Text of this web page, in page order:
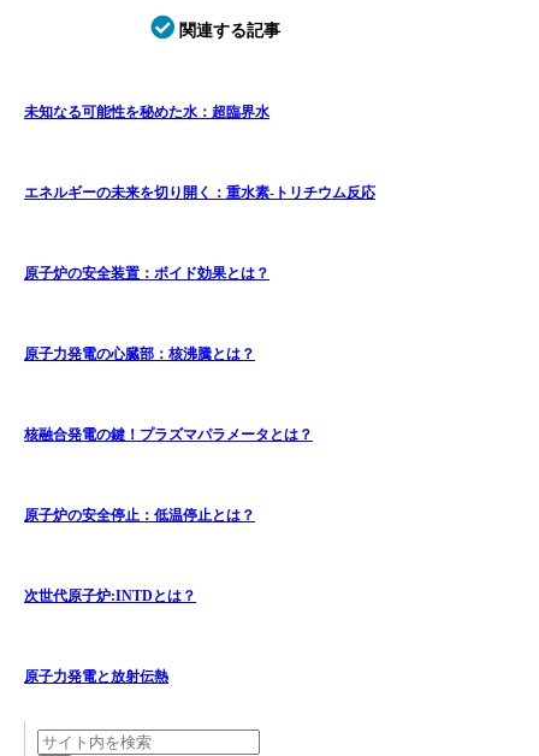
関連する記事
未知なる可能性を秘めた水：超臨界水
エネルギーの未来を切り開く：重水素-トリチウム反応
原子炉の安全装置：ボイド効果とは？
原子力発電の心臓部：核沸騰とは？
核融合発電の鍵！プラズマパラメータとは？
原子炉の安全停止：低温停止とは？
次世代原子炉:INTDとは？
原子力発電と放射伝熱